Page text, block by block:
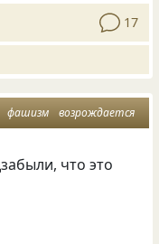
17
фашизм возрождается
что это